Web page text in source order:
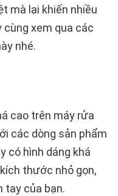
mà lại khiến nhiều
cùng xem qua các
nhé.
cao trên máy rửa
các dòng sản phẩm
có hình dáng khá
thước nhỏ gọn,
tay của bạn.